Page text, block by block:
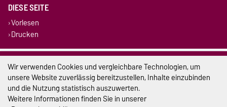
DIESE SEITE
Vorlesen
Drucken
Impressum
Datenschutz
Barrierefreiheit
Wir verwenden Cookies und vergleichbare Technologien, um
unsere Website zuverlässig bereitzustellen, Inhalte einzubinden
und die Nutzung statistisch auszuwerten.
Weitere Informationen finden Sie in unserer